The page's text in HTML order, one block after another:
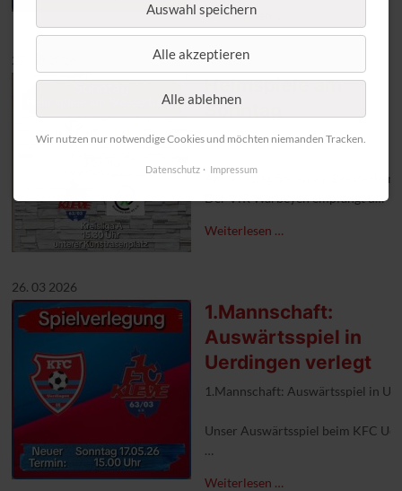
#1FCKleve #aufgehtskleve
Weiterlesen …
27. 03 2026
Heimspiele am
Sonntag
Heimspiele am Sonntag
Am Sonntag finden am
Der Zugang zu beiden Spielen
Weiterlesen …
26. 03 2026
1.Mannschaft:
Auswärtsspiel in
Uerdingen verlegt
1.Mannschaft: Auswärtsspiel in
Unser Auswärtsspiel beim KFC
Weiterlesen …
Auswahl speichern
Alle akzeptieren
Alle ablehnen
Wir nutzen nur notwendige Cookies und möchten niemanden Tracken.
Datenschutz Impressum